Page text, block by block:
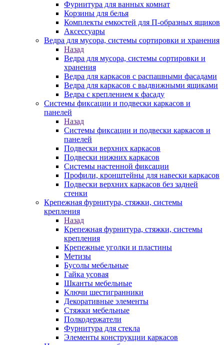
Фурнитура для ванных комнат
Корзины для белья
Комплекты емкостей для П-образных ящиков
Аксессуары
Ведра для мусора, системы сортировки и хранения
Назад
Ведра для мусора, системы сортировки и
хранения
Ведра для каркасов с распашными фасадами
Ведра для каркасов с выдвижными ящиками
Ведра с креплением к фасаду
Системы фиксации и подвески каркасов и
панелей
Назад
Системы фиксации и подвески каркасов и
панелей
Подвески верхних каркасов
Подвески нижних каркасов
Системы настенной фиксации
Профили, кронштейны для навески каркасов
Подвески верхних каркасов без задней
стенки
Крепежная фурнитура, стяжки, системы
крепления
Назад
Крепежная фурнитура, стяжки, системы
крепления
Крепежные уголки и пластины
Метизы
Бусолы мебельные
Гайка усовая
Шканты мебельные
Ключи шестигранники
Декоративные элементы
Стяжки мебельные
Полкодержатели
Фурнитура для стекла
Элементы конструкции каркасов